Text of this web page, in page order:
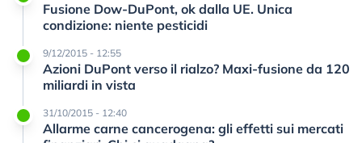
Fusione Dow-DuPont, ok dalla UE. Unica
condizione: niente pesticidi
9/12/2015 - 12:55
Azioni DuPont verso il rialzo? Maxi-fusione da 120
miliardi in vista
31/10/2015 - 12:40
Allarme carne cancerogena: gli effetti sui mercati